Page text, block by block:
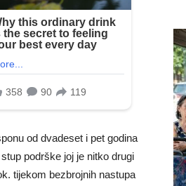
od dvadeset i pet godina
podrške joj je nitko drugi
tijekom bezbrojnih nastupa